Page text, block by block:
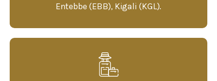
Entebbe (EBB), Kigali (KGL).